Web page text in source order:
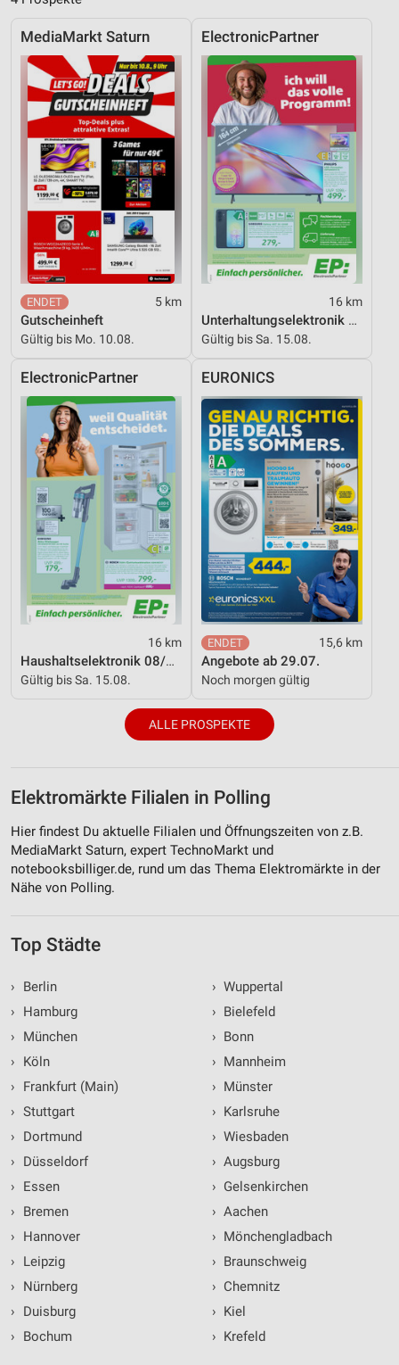
MediaMarkt Saturn
5 km
Gutscheinheft
Gültig bis Mo. 10.08.
ElectronicPartner
16 km
Unterhaltungselektronik 08/2026
Gültig bis Sa. 15.08.
ElectronicPartner
16 km
Haushaltselektronik 08/2026
Gültig bis Sa. 15.08.
EURONICS
15,6 km
Angebote ab 29.07.
Noch morgen gültig
ALLE PROSPEKTE
Elektromärkte Filialen in Polling
Hier findest Du aktuelle Filialen und Öffnungszeiten von z.B.
MediaMarkt Saturn, expert TechnoMarkt und
notebooksbilliger.de, rund um das Thema Elektromärkte in der
Nähe von Polling.
Top Städte
›
Berlin
›
Hamburg
›
München
›
Köln
›
Frankfurt (Main)
› Stuttgart
›
Dortmund
›
Düsseldorf
›
Essen
›
Bremen
›
Hannover
›
Leipzig
›
Nürnberg
›
Duisburg
›
Bochum
› Wuppertal
› Bielefeld
› Bonn
› Mannheim
› Münster
› Karlsruhe
› Wiesbaden
› Augsburg
› Gelsenkirchen
› Aachen
› Mönchengladbach
› Braunschweig
› Chemnitz
› Kiel
› Krefeld